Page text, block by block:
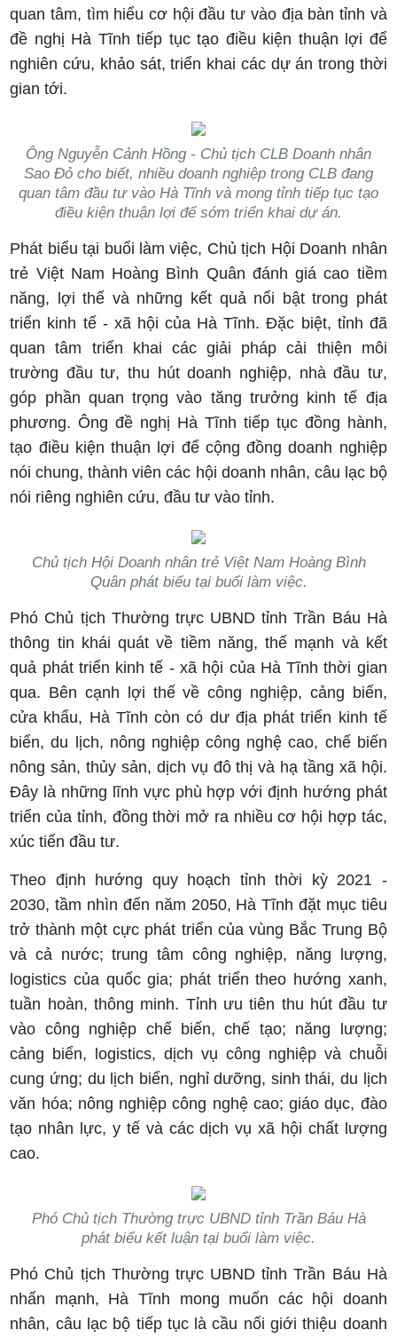
quan tâm, tìm hiểu cơ hội đầu tư vào địa bàn tỉnh và
đề nghị Hà Tĩnh tiếp tục tạo điều kiện thuận lợi để
nghiên cứu, khảo sát, triển khai các dự án trong thời
gian tới.
Ông Nguyễn Cảnh Hồng - Chủ tịch CLB Doanh nhân
Sao Đỏ cho biết, nhiều doanh nghiệp trong CLB đang
quan tâm đầu tư vào Hà Tĩnh và mong tỉnh tiếp tục tạo
điều kiện thuận lợi để sớm triển khai dự án.
Phát biểu tại buổi làm việc, Chủ tịch Hội Doanh nhân
trẻ Việt Nam Hoàng Bình Quân đánh giá cao tiềm
năng, lợi thế và những kết quả nổi bật trong phát
triển kinh tế - xã hội của Hà Tĩnh. Đặc biệt, tỉnh đã
quan tâm triển khai các giải pháp cải thiện môi
trường đầu tư, thu hút doanh nghiệp, nhà đầu tư,
góp phần quan trọng vào tăng trưởng kinh tế địa
phương. Ông đề nghị Hà Tĩnh tiếp tục đồng hành,
tạo điều kiện thuận lợi để cộng đồng doanh nghiệp
nói chung, thành viên các hội doanh nhân, câu lạc bộ
nói riêng nghiên cứu, đầu tư vào tỉnh.
Chủ tịch Hội Doanh nhân trẻ Việt Nam Hoàng Bình
Quân phát biểu tại buổi làm việc.
Phó Chủ tịch Thường trực UBND tỉnh Trần Báu Hà
thông tin khái quát về tiềm năng, thế mạnh và kết
quả phát triển kinh tế - xã hội của Hà Tĩnh thời gian
qua. Bên cạnh lợi thế về công nghiệp, cảng biển,
cửa khẩu, Hà Tĩnh còn có dư địa phát triển kinh tế
biển, du lịch, nông nghiệp công nghệ cao, chế biến
nông sản, thủy sản, dịch vụ đô thị và hạ tầng xã hội.
Đây là những lĩnh vực phù hợp với định hướng phát
triển của tỉnh, đồng thời mở ra nhiều cơ hội hợp tác,
xúc tiến đầu tư.
Theo định hướng quy hoạch tỉnh thời kỳ 2021 -
2030, tầm nhìn đến năm 2050, Hà Tĩnh đặt mục tiêu
trở thành một cực phát triển của vùng Bắc Trung Bộ
và cả nước; trung tâm công nghiệp, năng lượng,
logistics của quốc gia; phát triển theo hướng xanh,
tuần hoàn, thông minh. Tỉnh ưu tiên thu hút đầu tư
vào công nghiệp chế biến, chế tạo; năng lượng;
cảng biển, logistics, dịch vụ công nghiệp và chuỗi
cung ứng; du lịch biển, nghỉ dưỡng, sinh thái, du lịch
văn hóa; nông nghiệp công nghệ cao; giáo dục, đào
tạo nhân lực, y tế và các dịch vụ xã hội chất lượng
cao.
Phó Chủ tịch Thường trực UBND tỉnh Trần Báu Hà
phát biểu kết luận tại buổi làm việc.
Phó Chủ tịch Thường trực UBND tỉnh Trần Báu Hà
nhấn mạnh, Hà Tĩnh mong muốn các hội doanh
nhân, câu lạc bộ tiếp tục là cầu nối giới thiệu doanh